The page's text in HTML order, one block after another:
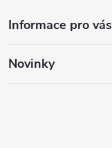
Informace pro vás
Novinky